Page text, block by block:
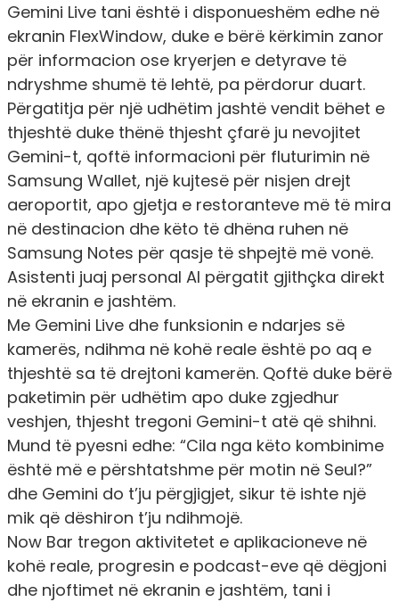
Gemini Live tani është i disponueshëm edhe në
ekranin FlexWindow, duke e bërë kërkimin zanor
për informacion ose kryerjen e detyrave të
ndryshme shumë të lehtë, pa përdorur duart.
Përgatitja për një udhëtim jashtë vendit bëhet e
thjeshtë duke thënë thjesht çfarë ju nevojitet
Gemini-t, qoftë informacioni për fluturimin në
Samsung Wallet, një kujtesë për nisjen drejt
aeroportit, apo gjetja e restoranteve më të mira
në destinacion dhe këto të dhëna ruhen në
Samsung Notes për qasje të shpejtë më vonë.
Asistenti juaj personal AI përgatit gjithçka direkt
në ekranin e jashtëm.
Me Gemini Live dhe funksionin e ndarjes së
kamerës, ndihma në kohë reale është po aq e
thjeshtë sa të drejtoni kamerën. Qoftë duke bërë
paketimin për udhëtim apo duke zgjedhur
veshjen, thjesht tregoni Gemini-t atë që shihni.
Mund të pyesni edhe: “Cila nga këto kombinime
është më e përshtatshme për motin në Seul?”
dhe Gemini do t’ju përgjigjet, sikur të ishte një
mik që dëshiron t’ju ndihmojë.
Now Bar tregon aktivitetet e aplikacioneve në
kohë reale, progresin e podcast-eve që dëgjoni
dhe njoftimet në ekranin e jashtëm, tani i